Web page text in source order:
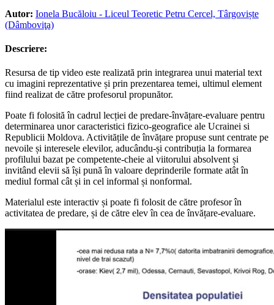
Autor: Ionela Bucăloiu - Liceul Teoretic Petru Cercel, Târgoviște
(Dâmboviţa)
Descriere:
Resursa de tip video este realizată prin integrarea unui material text
cu imagini reprezentative și prin prezentarea temei, ultimul element
fiind realizat de către profesorul propunător.
Poate fi folosită în cadrul lecției de predare-învățare-evaluare pentru
determinarea unor caracteristici fizico-geografice ale Ucrainei si
Republicii Moldova. Activitățile de învățare propuse sunt centrate pe
nevoile și interesele elevilor, aducându-și contribuția la formarea
profilului bazat pe competente-cheie al viitorului absolvent și
invitând elevii să își pună în valoare deprinderile formate atât în
mediul formal cât și in cel informal și nonformal.
Materialul este interactiv și poate fi folosit de către profesor în
activitatea de predare, și de către elev în cea de învățare-evaluare.